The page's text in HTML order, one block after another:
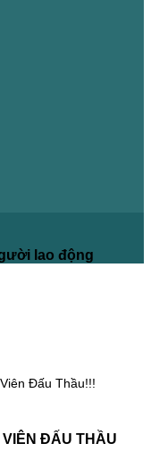
lao động
Đấu Thầu!!!
VIÊN ĐẤU THẦU